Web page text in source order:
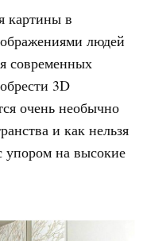
картины в
людей
современных
3D
очень необычно
и как нельзя
упором на высокие